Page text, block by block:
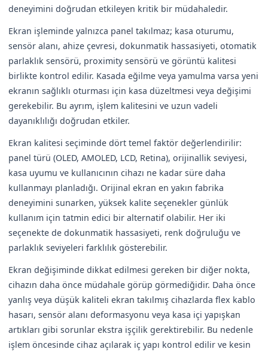
deneyimini doğrudan etkileyen kritik bir müdahaledir.
Ekran işleminde yalnızca panel takılmaz; kasa oturumu,
sensör alanı, ahize çevresi, dokunmatik hassasiyeti, otomatik
parlaklık sensörü, proximity sensörü ve görüntü kalitesi
birlikte kontrol edilir. Kasada eğilme veya yamulma varsa yeni
ekranın sağlıklı oturması için kasa düzeltmesi veya değişimi
gerekebilir. Bu ayrım, işlem kalitesini ve uzun vadeli
dayanıklılığı doğrudan etkiler.
Ekran kalitesi seçiminde dört temel faktör değerlendirilir:
panel türü (OLED, AMOLED, LCD, Retina), orijinallik seviyesi,
kasa uyumu ve kullanıcının cihazı ne kadar süre daha
kullanmayı planladığı. Orijinal ekran en yakın fabrika
deneyimini sunarken, yüksek kalite seçenekler günlük
kullanım için tatmin edici bir alternatif olabilir. Her iki
seçenekte de dokunmatik hassasiyeti, renk doğruluğu ve
parlaklık seviyeleri farklılık gösterebilir.
Ekran değişiminde dikkat edilmesi gereken bir diğer nokta,
cihazın daha önce müdahale görüp görmediğidir. Daha önce
yanlış veya düşük kaliteli ekran takılmış cihazlarda flex kablo
hasarı, sensör alanı deformasyonu veya kasa içi yapışkan
artıkları gibi sorunlar ekstra işçilik gerektirebilir. Bu nedenle
işlem öncesinde cihaz açılarak iç yapı kontrol edilir ve kesin